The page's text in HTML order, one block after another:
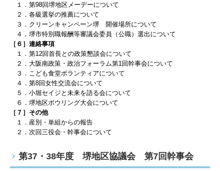
１．第98回堺地区メーデーについて
２．各級選挙の推薦について
３．クリーンキャンペーン堺 開催場所について
４． 堺市特別職報酬等審議会委員（公職）選出について
［６］連絡事項
１． 第12回首長との政策懇談会について
２．大阪南政策・政治フォーラム第1回幹事会について
３．こども食堂ボランティアについて
４． 第8回女性交流会について
５． 小堀セイジと未来を語る会について
６． 堺地区ボウリング大会について
［７］その他
１．産別・単組からの報告
２．次回三役会・幹事会について
第37・38年度 堺地区協議会 第7回幹事会